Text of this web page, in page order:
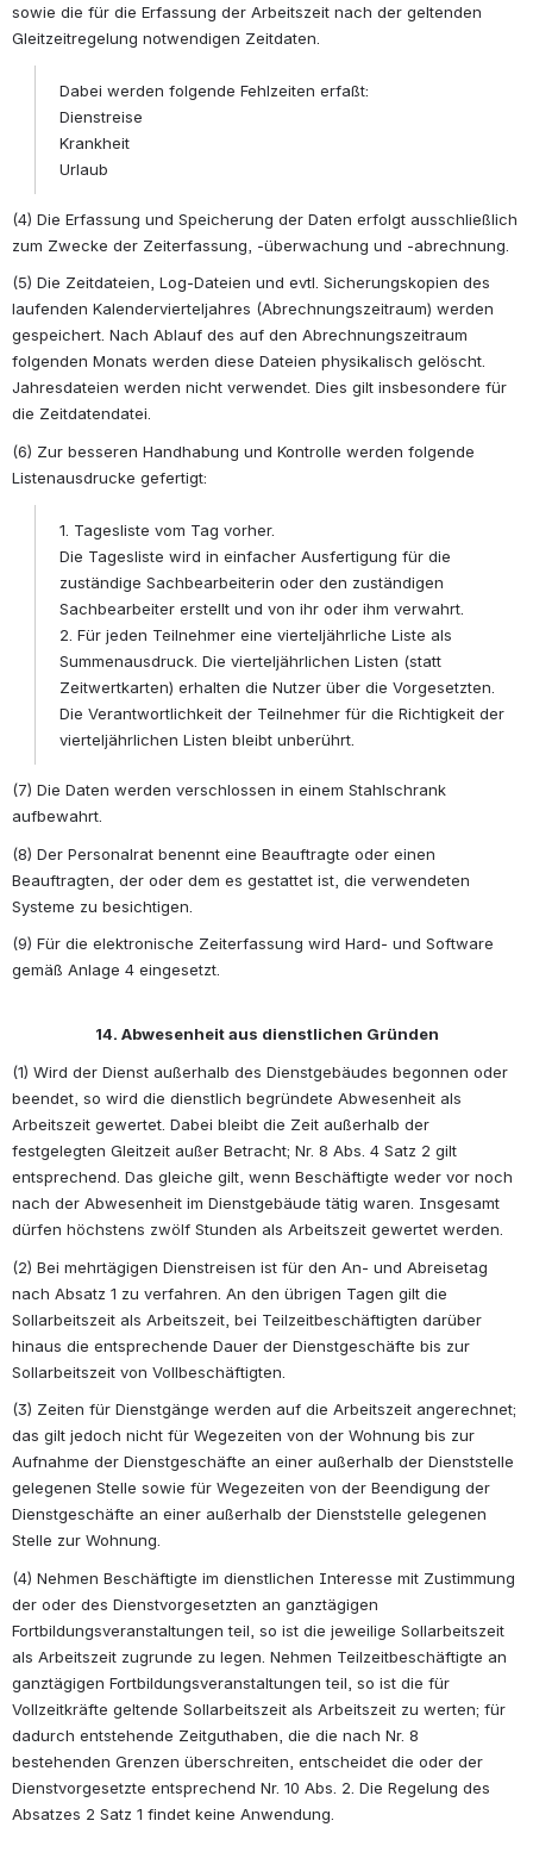
sowie die für die Erfassung der Arbeitszeit nach der geltenden
Gleitzeitregelung notwendigen Zeitdaten.
Dabei werden folgende Fehlzeiten erfaßt:
Dienstreise
Krankheit
Urlaub
(4) Die Erfassung und Speicherung der Daten erfolgt ausschließlich
zum Zwecke der Zeiterfassung, -überwachung und -abrechnung.
(5) Die Zeitdateien, Log-Dateien und evtl. Sicherungskopien des
laufenden Kalendervierteljahres (Abrechnungszeitraum) werden
gespeichert. Nach Ablauf des auf den Abrechnungszeitraum
folgenden Monats werden diese Dateien physikalisch gelöscht.
Jahresdateien werden nicht verwendet. Dies gilt insbesondere für
die Zeitdatendatei.
(6) Zur besseren Handhabung und Kontrolle werden folgende
Listenausdrucke gefertigt:
1. Tagesliste vom Tag vorher.
Die Tagesliste wird in einfacher Ausfertigung für die
zuständige Sachbearbeiterin oder den zuständigen
Sachbearbeiter erstellt und von ihr oder ihm verwahrt.
2. Für jeden Teilnehmer eine vierteljährliche Liste als
Summenausdruck. Die vierteljährlichen Listen (statt
Zeitwertkarten) erhalten die Nutzer über die Vorgesetzten.
Die Verantwortlichkeit der Teilnehmer für die Richtigkeit der
vierteljährlichen Listen bleibt unberührt.
(7) Die Daten werden verschlossen in einem Stahlschrank
aufbewahrt.
(8) Der Personalrat benennt eine Beauftragte oder einen
Beauftragten, der oder dem es gestattet ist, die verwendeten
Systeme zu besichtigen.
(9) Für die elektronische Zeiterfassung wird Hard- und Software
gemäß Anlage 4 eingesetzt.
14. Abwesenheit aus dienstlichen Gründen
(1) Wird der Dienst außerhalb des Dienstgebäudes begonnen oder
beendet, so wird die dienstlich begründete Abwesenheit als
Arbeitszeit gewertet. Dabei bleibt die Zeit außerhalb der
festgelegten Gleitzeit außer Betracht; Nr. 8 Abs. 4 Satz 2 gilt
entsprechend. Das gleiche gilt, wenn Beschäftigte weder vor noch
nach der Abwesenheit im Dienstgebäude tätig waren. Insgesamt
dürfen höchstens zwölf Stunden als Arbeitszeit gewertet werden.
(2) Bei mehrtägigen Dienstreisen ist für den An- und Abreisetag
nach Absatz 1 zu verfahren. An den übrigen Tagen gilt die
Sollarbeitszeit als Arbeitszeit, bei Teilzeitbeschäftigten darüber
hinaus die entsprechende Dauer der Dienstgeschäfte bis zur
Sollarbeitszeit von Vollbeschäftigten.
(3) Zeiten für Dienstgänge werden auf die Arbeitszeit angerechnet;
das gilt jedoch nicht für Wegezeiten von der Wohnung bis zur
Aufnahme der Dienstgeschäfte an einer außerhalb der Dienststelle
gelegenen Stelle sowie für Wegezeiten von der Beendigung der
Dienstgeschäfte an einer außerhalb der Dienststelle gelegenen
Stelle zur Wohnung.
(4) Nehmen Beschäftigte im dienstlichen Interesse mit Zustimmung
der oder des Dienstvorgesetzten an ganztägigen
Fortbildungsveranstaltungen teil, so ist die jeweilige Sollarbeitszeit
als Arbeitszeit zugrunde zu legen. Nehmen Teilzeitbeschäftigte an
ganztägigen Fortbildungsveranstaltungen teil, so ist die für
Vollzeitkräfte geltende Sollarbeitszeit als Arbeitszeit zu werten; für
dadurch entstehende Zeitguthaben, die die nach Nr. 8
bestehenden Grenzen überschreiten, entscheidet die oder der
Dienstvorgesetzte entsprechend Nr. 10 Abs. 2. Die Regelung des
Absatzes 2 Satz 1 findet keine Anwendung.